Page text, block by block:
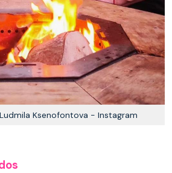
Ksenofontova - Instagram